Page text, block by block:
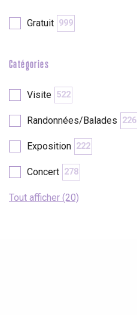
Gratuit 999
Catégories
Visite 522
Randonnées/Balades 226
Exposition 222
Concert 278
Tout afficher (20)